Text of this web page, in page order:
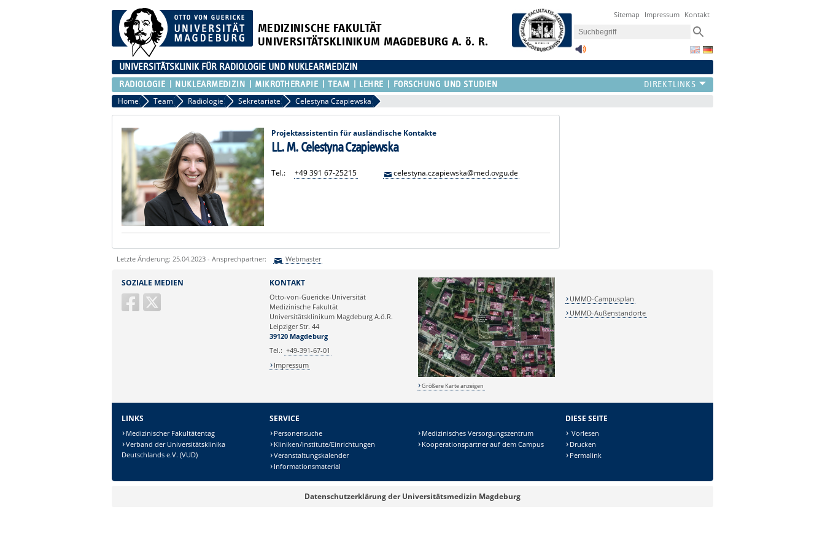
MEDIZINISCHE FAKULTÄT
UNIVERSITÄTSKLINIKUM MAGDEBURG A. ö. R.
Sitemap Impressum Kontakt
UNIVERSITÄTSKLINIK FÜR RADIOLOGIE UND NUKLEARMEDIZIN
RADIOLOGIE NUKLEARMEDIZIN MIKROTHERAPIE TEAM LEHRE FORSCHUNG UND STUDIEN
Home Team Radiologie Sekretariate Celestyna Czapiewska
Projektassistentin für ausländische Kontakte
LL. M. Celestyna Czapiewska
Tel.: +49 391 67-25215 celestyna.czapiewska@med.ovgu.de
Letzte Änderung: 25.04.2023 - Ansprechpartner: Webmaster
Ihre E-Mailadresse:
SOZIALE MEDIEN KONTAKT
Otto-von-Guericke-Universität
Medizinische Fakultät
Universitätsklinikum Magdeburg A.ö.R.
Leipziger Str. 44
39120 Magdeburg
Tel.: +49-391-67-01
Impressum
Größere Karte anzeigen
UMMD-Campusplan
UMMD-Außenstandorte
LINKS
Medizinischer Fakultätentag
Verband der Universitätsklinika
Deutschlands e.V. (VUD)
SERVICE
Personensuche
Kliniken/Institute/Einrichtungen
Veranstaltungskalender
Informationsmaterial
Medizinisches Versorgungszentrum
Kooperationspartner auf dem Campus
DIESE SEITE
Vorlesen
Drucken
Permalink
Datenschutzerklärung der Universitätsmedizin Magdeburg